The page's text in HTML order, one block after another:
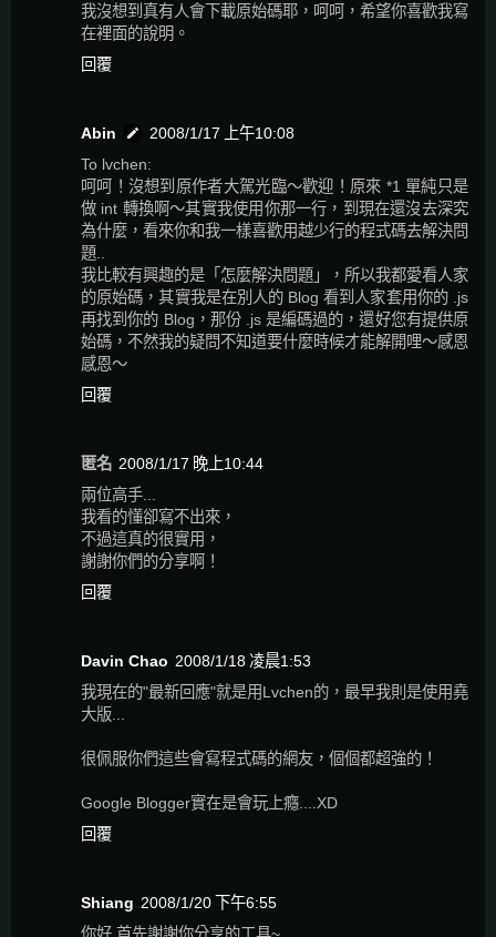
我沒想到真有人會下載原始碼耶，呵呵，希望你喜歡我寫
在裡面的說明。
回覆
Abin
2008/1/17 上午10:08
To lvchen:
呵呵！沒想到原作者大駕光臨～歡迎！原來 *1 單純只是
做 int 轉換啊～其實我使用你那一行，到現在還沒去深究
為什麼，看來你和我一樣喜歡用越少行的程式碼去解決問
題..
我比較有興趣的是「怎麼解決問題」，所以我都愛看人家
的原始碼，其實我是在別人的 Blog 看到人家套用你的 .js
再找到你的 Blog，那份 .js 是編碼過的，還好您有提供原
始碼，不然我的疑問不知道要什麼時候才能解開哩～感恩
感恩～
回覆
匿名 2008/1/17 晚上10:44
兩位高手...
我看的懂卻寫不出來，
不過這真的很實用，
謝謝你們的分享啊！
回覆
Davin Chao 2008/1/18 凌晨1:53
我現在的"最新回應"就是用Lvchen的，最早我則是使用堯
大版...
很佩服你們這些會寫程式碼的網友，個個都超強的！
Google Blogger實在是會玩上癮....XD
回覆
Shiang 2008/1/20 下午6:55